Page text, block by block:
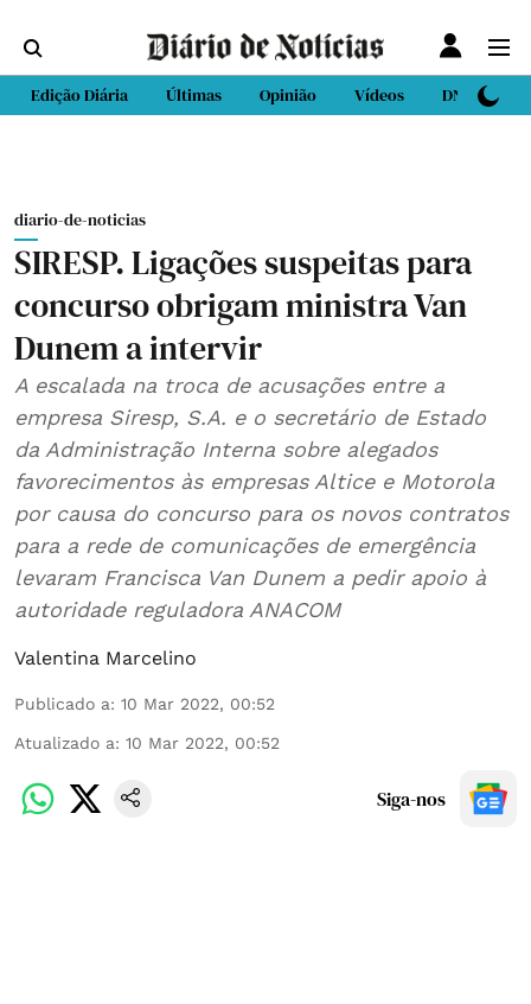
Edição Diária Últimas Opinião Vídeos DN Sport
diario-de-noticias
SIRESP. Ligações suspeitas para
concurso obrigam ministra Van
Dunem a intervir
A escalada na troca de acusações entre a
empresa Siresp, S.A. e o secretário de Estado
da Administração Interna sobre alegados
favorecimentos às empresas Altice e Motorola
por causa do concurso para os novos contratos
para a rede de comunicações de emergência
levaram Francisca Van Dunem a pedir apoio à
autoridade reguladora ANACOM
Valentina Marcelino
Publicado a: 10 Mar 2022, 00:52
Atualizado a: 10 Mar 2022, 00:52
Siga-nos